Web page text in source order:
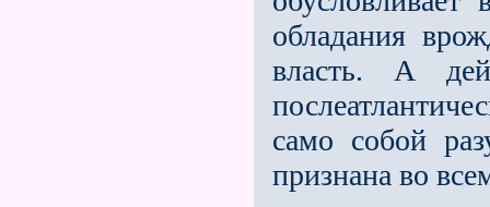
обладания
власть. А
само собой
признана во